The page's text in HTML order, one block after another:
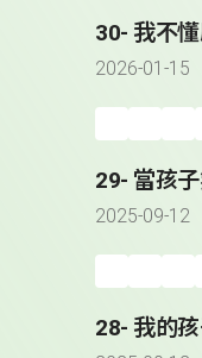
30- 我不
2026-01-15
29- 當孩
2025-09-12
28- 我的